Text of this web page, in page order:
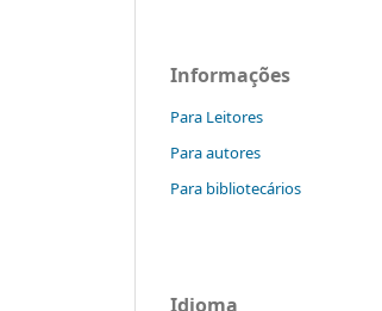
Informações
Para Leitores
Para autores
Para bibliotecários
Idioma